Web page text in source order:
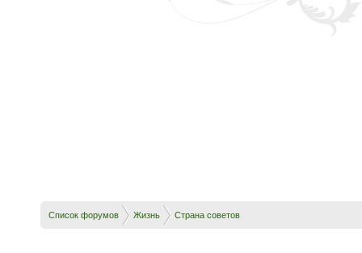
Список форумов Жизнь Страна советов